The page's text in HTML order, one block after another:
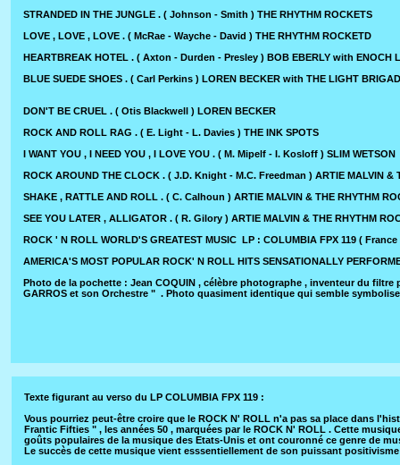
STRANDED IN THE JUNGLE . ( Johnson - Smith ) THE RHYTHM ROCKETS
LOVE , LOVE , LOVE . ( McRae - Wayche - David ) THE RHYTHM ROCKETD
HEARTBREAK HOTEL . ( Axton - Durden - Presley ) BOB EBERLY with ENOCH
BLUE SUEDE SHOES . ( Carl Perkins ) LOREN BECKER with THE LIGHT
DON'T BE CRUEL . ( Otis Blackwell ) LOREN BECKER
ROCK AND ROLL RAG . ( E. Light - L. Davies ) THE INK SPOTS
I WANT YOU , I NEED YOU , I LOVE YOU . ( M. Mipelf - I. Kosloff ) SLIM WETSON
ROCK AROUND THE CLOCK . ( J.D. Knight - M.C. Freedman ) ARTIE MALVIN &
SHAKE , RATTLE AND ROLL . ( C. Calhoun ) ARTIE MALVIN & THE RHYTHM
SEE YOU LATER , ALLIGATOR . ( R. Gilory ) ARTIE MALVIN & THE RHYTHM
ROCK ' N ROLL WORLD'S GREATEST MUSIC LP : COLUMBIA FPX 119 ( France
AMERICA'S MOST POPULAR ROCK' N ROLL HITS SENSATIONALLY
Photo de la pochette : Jean COQUIN , célèbre photographe , inventeur du
GARROS et son Orchestre " . Photo quasiment identique qui semble
Texte figurant au verso du LP COLUMBIA FPX 119 :
Vous pourriez peut-être croire que le ROCK N' ROLL n'a pas sa place dans
Frantic Fifties " , les années 50 , marquées par le ROCK N' ROLL . Cette
goûts populaires de la musique des Etats-Unis et ont couronné ce genre de
Le succès de cette musique vient esssentiellement de son puissant